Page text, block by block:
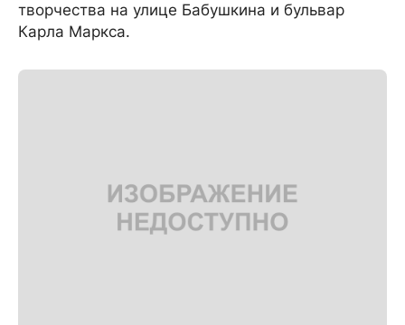
творчества на улице Бабушкина и бульвар
Карла Маркса.